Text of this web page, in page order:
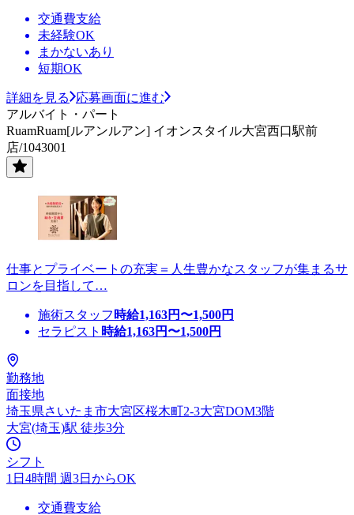
交通費支給
未経験OK
まかないあり
短期OK
詳細を見る
応募画面に進む
アルバイト・パート
RuamRuam[ルアンルアン] イオンスタイル大宮西口駅前
店/1043001
仕事とプライベートの充実＝人生豊かなスタッフが集まるサ
ロンを目指して…
施術スタッフ 時給1,163円〜1,500円
セラピスト 時給1,163円〜1,500円
勤務地
面接地
埼玉県さいたま市大宮区桜木町2-3大宮DOM3階
大宮(埼玉)駅 徒歩3分
シフト
1日4時間 週3日からOK
交通費支給